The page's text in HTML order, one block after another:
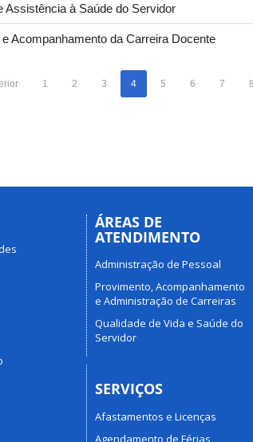
Assistência à Saúde do Servidor
Acompanhamento da Carreira Docente
1 2 3 4 5 6 7 8
ÁREAS DE
ATENDIMENTO
Administração de Pessoal
Provimento, Acompanhamento
e Administração de Carreiras
Qualidade de Vida e Saúde do
Servidor
SERVIÇOS
Afastamentos e Licenças
Agendamento de Férias